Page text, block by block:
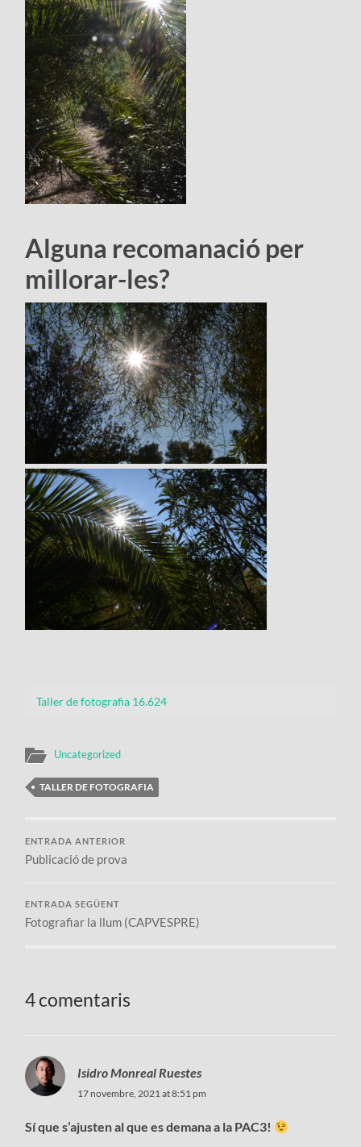
Alguna recomanació per
millorar-les?
Taller de fotografia 16.624
Uncategorized
TALLER DE FOTOGRAFIA
ENTRADA ANTERIOR
Publicació de prova
ENTRADA SEGÜENT
Fotografiar la llum (CAPVESPRE)
4 comentaris
Isidro Monreal Ruestes
17 novembre, 2021 at 8:51 pm
Sí que s’ajusten al que es demana a la PAC3!